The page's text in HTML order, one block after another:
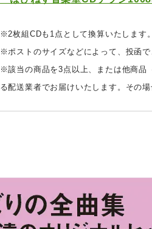
※2枚組CDも1点として換算いたします。
※ポストのサイズなどによって、投函
※該当の商品を3点以上、または他商品
る配送業者でお届けいたします。その